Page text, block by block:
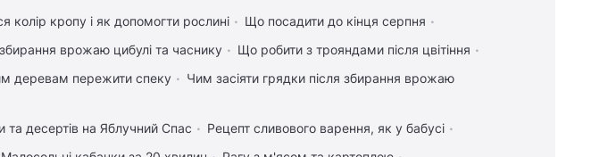
колір кропу і як допомогти рослині
Що посадити до кінця серпня
врожаю цибулі та часнику
Що робити з трояндами після цвітіння
деревам пережити спеку Чим засіяти грядки після збирання врожаю
та десертів на Яблучний Спас
Рецепт сливового варення, як у бабусі